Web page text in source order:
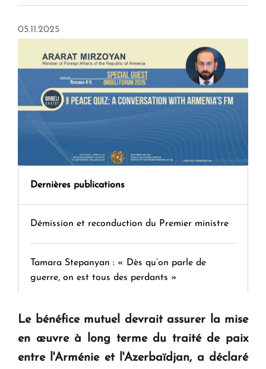
05.11.2025
Dernières publications
Démission et reconduction du Premier ministre
Tamara Stepanyan : « Dès qu’on parle de
guerre, on est tous des perdants »
" Tant qu'il n'existe pas d'alternative concrète, la
question d'un référendum ne se pose pas. "
Le bénéfice mutuel devrait assurer la mise
en œuvre à long terme du traité de paix
entre l'Arménie et l'Azerbaïdjan, a déclaré